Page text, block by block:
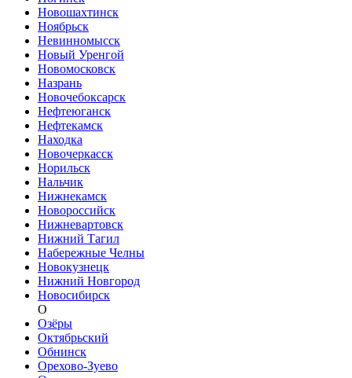
Новошахтинск
Ноябрьск
Невинномысск
Новый Уренгой
Новомосковск
Назрань
Новочебоксарск
Нефтеюганск
Нефтекамск
Находка
Новочеркасск
Норильск
Нальчик
Нижнекамск
Новороссийск
Нижневартовск
Нижний Тагил
Набережные Челны
Новокузнецк
Нижний Новгород
Новосибирск
О
Озёры
Октябрьский
Обнинск
Орехово-Зуево